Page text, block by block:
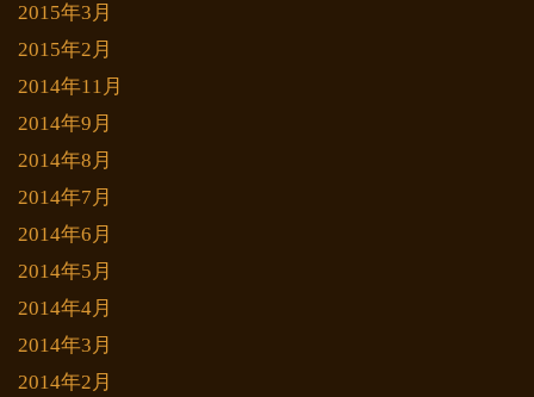
2015年3月
2015年2月
2014年11月
2014年9月
2014年8月
2014年7月
2014年6月
2014年5月
2014年4月
2014年3月
2014年2月